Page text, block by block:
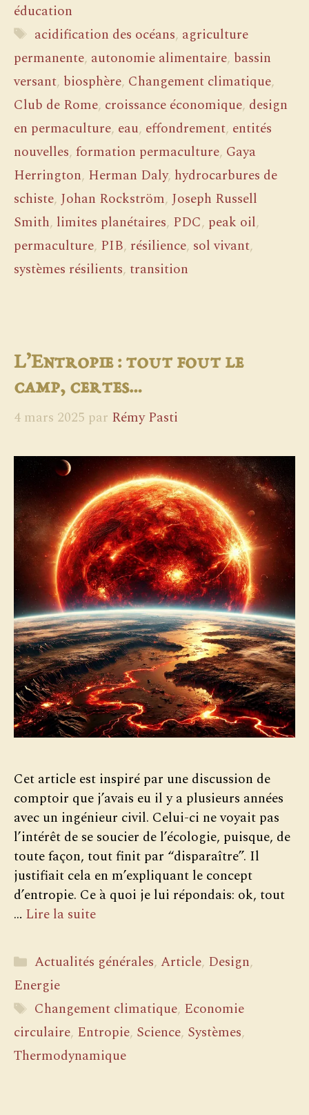
éducation
Étiquettes
acidification des océans, agriculture
permanente, autonomie alimentaire, bassin
versant, biosphère, Changement climatique,
Club de Rome, croissance économique, design
en permaculture, eau, effondrement, entités
nouvelles, formation permaculture, Gaya
Herrington, Herman Daly, hydrocarbures de
schiste, Johan Rockström, Joseph Russell
Smith, limites planétaires, PDC, peak oil,
permaculture, PIB, résilience, sol vivant,
systèmes résilients, transition
L’Entropie : tout fout le
camp, certes…
4 mars 2025 par Rémy Pasti
Cet article est inspiré par une discussion de
comptoir que j’avais eu il y a plusieurs années
avec un ingénieur civil. Celui-ci ne voyait pas
l’intérêt de se soucier de l’écologie, puisque, de
toute façon, tout finit par “disparaître”. Il
justifiait cela en m’expliquant le concept
d’entropie. Ce à quoi je lui répondais: ok, tout
… Lire la suite
Catégories
Actualités générales,Article, Design,
Energie
Étiquettes
Changement climatique, Economie
circulaire, Entropie, Science, Systèmes,
Thermodynamique